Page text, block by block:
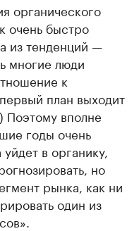
органического
очень быстро
из тенденций —
многие люди
к
план выходит
Поэтому вполне
годы очень
в органику,
но
рынка, как ни
один из